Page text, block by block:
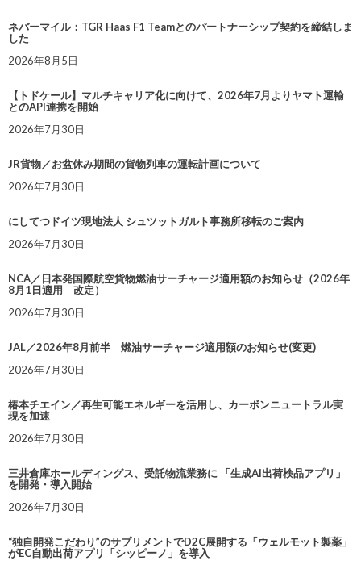
ネバーマイル：TGR Haas F1 Teamとのパートナーシップ契約を締結しま
した
2026年8月5日
【トドケール】マルチキャリア化に向けて、2026年7月よりヤマト運輸
とのAPI連携を開始
2026年7月30日
JR貨物／お盆休み期間の貨物列車の運転計画について
2026年7月30日
にしてつドイツ現地法人 シュツットガルト事務所移転のご案内
2026年7月30日
NCA／日本発国際航空貨物燃油サーチャージ適用額のお知らせ（2026年
8月1日適用 改定）
2026年7月30日
JAL／2026年8月前半 燃油サーチャージ適用額のお知らせ(変更)
2026年7月30日
椿本チエイン／再生可能エネルギーを活用し、カーボンニュートラル実
現を加速
2026年7月30日
三井倉庫ホールディングス、受託物流業務に 「生成AI出荷検品アプリ」
を開発・導入開始
2026年7月30日
“独自開発こだわり”のサプリメントでD2C展開する「ウェルモット製薬」
がEC自動出荷アプリ「シッピーノ」を導入